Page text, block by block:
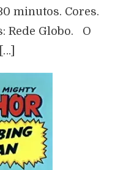
minutos. Cores.
Rede Globo. O